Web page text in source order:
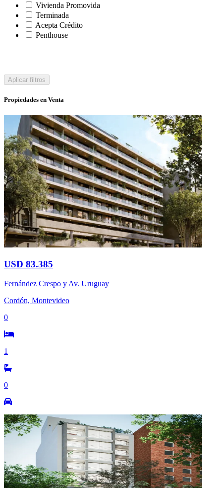
Vivienda Promovida
Terminada
Acepta Crédito
Penthouse
Aplicar filtros
Propiedades en Venta
USD 83.385
Fernández Crespo y Av. Uruguay
Cordón, Montevideo
0
1
0